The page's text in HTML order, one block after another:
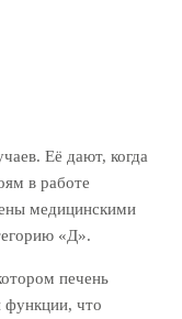
Её дают, когда
в работе
медицинскими
«Д».
печень
функции, что